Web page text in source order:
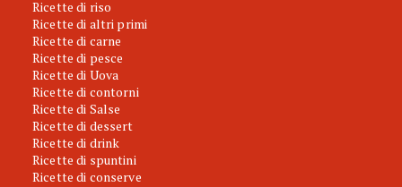
Ricette di riso
Ricette di altri primi
Ricette di carne
Ricette di pesce
Ricette di Uova
Ricette di contorni
Ricette di Salse
Ricette di dessert
Ricette di drink
Ricette di spuntini
Ricette di conserve